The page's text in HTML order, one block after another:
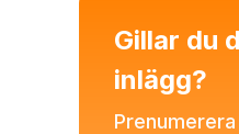
Gillar du
inlägg?